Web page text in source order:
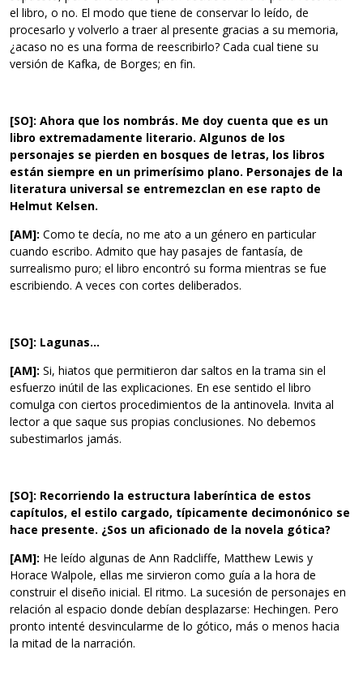
el libro, o no. El modo que tiene de conservar lo leído, de
procesarlo y volverlo a traer al presente gracias a su memoria,
¿acaso no es una forma de reescribirlo? Cada cual tiene su
versión de Kafka, de Borges; en fin.
[SO]: Ahora que los nombrás. Me doy cuenta que es un
libro extremadamente literario. Algunos de los
personajes se pierden en bosques de letras, los libros
están siempre en un primerísimo plano. Personajes de la
literatura universal se entremezclan en ese rapto de
Helmut Kelsen.
[AM]: Como te decía, no me ato a un género en particular
cuando escribo. Admito que hay pasajes de fantasía, de
surrealismo puro; el libro encontró su forma mientras se fue
escribiendo. A veces con cortes deliberados.
[SO]: Lagunas…
[AM]: Si, hiatos que permitieron dar saltos en la trama sin el
esfuerzo inútil de las explicaciones. En ese sentido el libro
comulga con ciertos procedimientos de la antinovela. Invita al
lector a que saque sus propias conclusiones. No debemos
subestimarlos jamás.
[SO]: Recorriendo la estructura laberíntica de estos
capítulos, el estilo cargado, típicamente decimonónico se
hace presente. ¿Sos un aficionado de la novela gótica?
[AM]: He leído algunas de Ann Radcliffe, Matthew Lewis y
Horace Walpole, ellas me sirvieron como guía a la hora de
construir el diseño inicial. El ritmo. La sucesión de personajes en
relación al espacio donde debían desplazarse: Hechingen. Pero
pronto intenté desvincularme de lo gótico, más o menos hacia
la mitad de la narración.